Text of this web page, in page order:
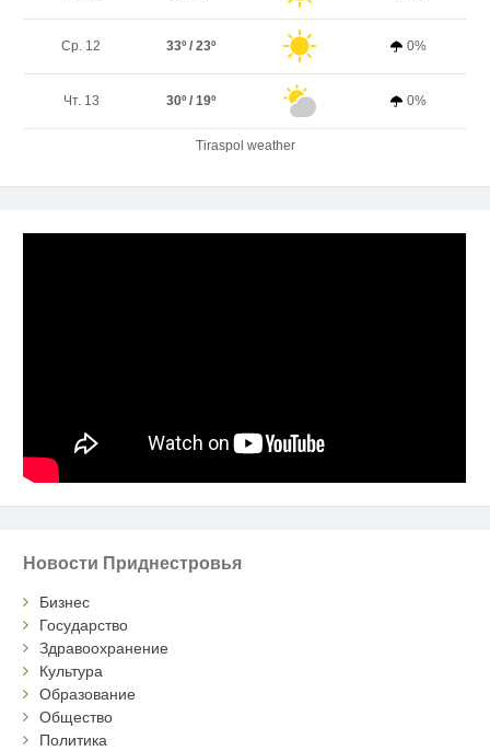
Ср. 12 33º / 23º 0%
Чт. 13 30º / 19º 0%
Tiraspol weather
Новости Приднестровья
Бизнес
Государство
Здравоохранение
Культура
Образование
Общество
Политика